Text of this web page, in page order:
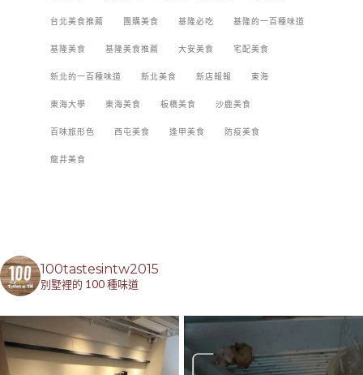
台北美食推薦 團購美食 基隆必吃 基隆的一百種味道
基隆美食 基隆美食推薦 大安美食 宅配美食
新北的一百種味道 新北美食 新店報報 東海
東海大學 東海美食 板橋美食 沙鹿美食
百味旅形色 西屯美食 逢甲美食 防疫美食
龍井美食
100tastesintw2015
別墅裡的 100 種味道